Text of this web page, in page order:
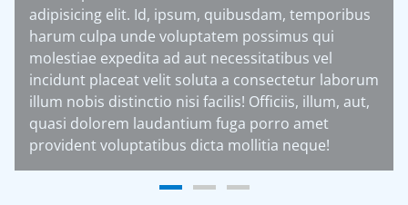
adipisicing elit. Id, ipsum, quibusdam, temporibus
harum culpa unde voluptatem possimus qui
molestiae expedita ad aut necessitatibus vel
incidunt placeat velit soluta a consectetur
illum nobis distinctio nisi facilis! Officiis, illum, aut,
quasi dolorem laudantium fuga porro amet
provident voluptatibus dicta mollitia neque!